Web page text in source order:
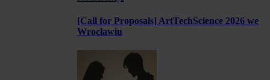
[Call for Proposals] ArtTechScience 2026 we
Wrocławiu